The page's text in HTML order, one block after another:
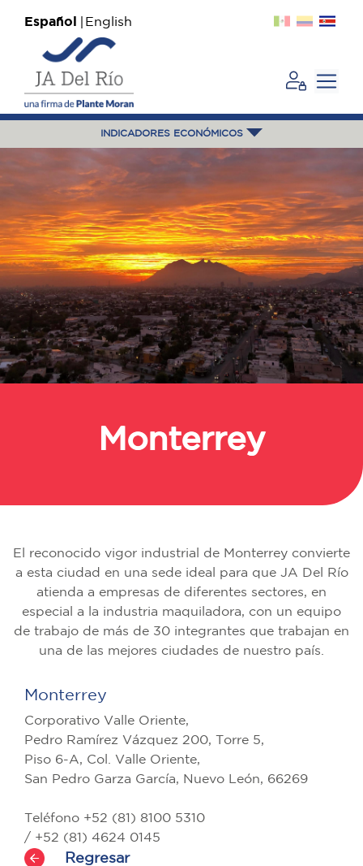
Español English
INDICADORES ECONÓMICOS
Monterrey
El reconocido vigor industrial de Monterrey convierte
a esta ciudad en una sede ideal para que JA Del Río
atienda a empresas de diferentes sectores, en
especial a la industria maquiladora, con un equipo
de trabajo de más de 30 integrantes que trabajan en
una de las mejores ciudades de nuestro país.
Monterrey
Corporativo Valle Oriente,
Pedro Ramírez Vázquez 200, Torre 5,
Piso 6-A, Col. Valle Oriente,
San Pedro Garza García, Nuevo León, 66269
Teléfono +52 (81) 8100 5310
/ +52 (81) 4624 0145
Regresar